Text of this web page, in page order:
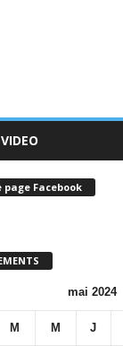
VIDEO
page Facebook
mai 2024
M M J